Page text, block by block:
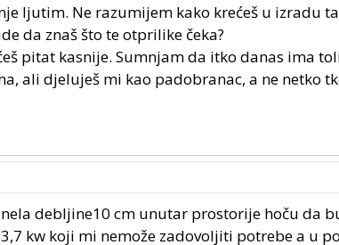
ljutim. Ne razumijem kako krećeš u izradu
da znaš što te otprilike čeka?
pitat kasnije. Sumnjam da itko danas ima
ali djeluješ mi kao padobranac, a ne netko
debljine10 cm unutar prostorije hoču da
kw koji mi nemože zadovoljiti potrebe a u